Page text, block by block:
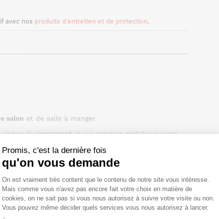
Promis, c'est la dernière fois
qu'on vous demande
Plateforme de Gestion du
On est vraiment très content que le contenu de notre site vous intéresse.
Mais comme vous n'avez pas encore fait votre choix en matière de
cookies, on ne sait pas si vous nous autorisez à suivre votre visite ou non.
Vous pouvez même décider quels services vous nous autorisez à lancer.
avec nos produits d'entretien et de protection.
salon et de salle à manger.
niches derangementet son armature métallique, notre
elle donnera assurément une belle allure à votre
teck recyclé de la collection Swing possède un
rondes ou rectangulaires. Son style industriel se mariera
Vous pourrez l'associer à des chaises enrotin, à un
à votre imagination... Assurément, latable basse carrée
délai légal de rétractation.